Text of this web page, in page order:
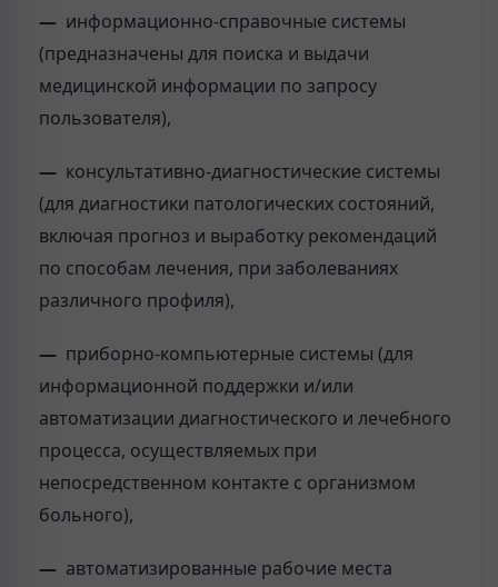
— информационно-справочные системы
(предназначены для поиска и выдачи
медицинской информации по запросу
пользователя),
— консультативно-диагностические системы
(для диагностики патологических состояний,
включая прогноз и выработку рекомендаций
по способам лечения, при заболеваниях
различного профиля),
— приборно-компьютерные системы (для
информационной поддержки и/или
автоматизации диагностического и лечебного
процесса, осуществляемых при
непосредственном контакте с организмом
больного),
— автоматизированные рабочие места